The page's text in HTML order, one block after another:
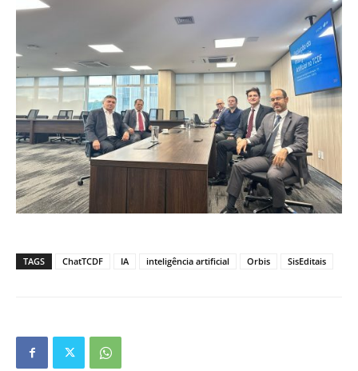
TAGS ChatTCDF IA inteligência artificial Orbis SisEditais